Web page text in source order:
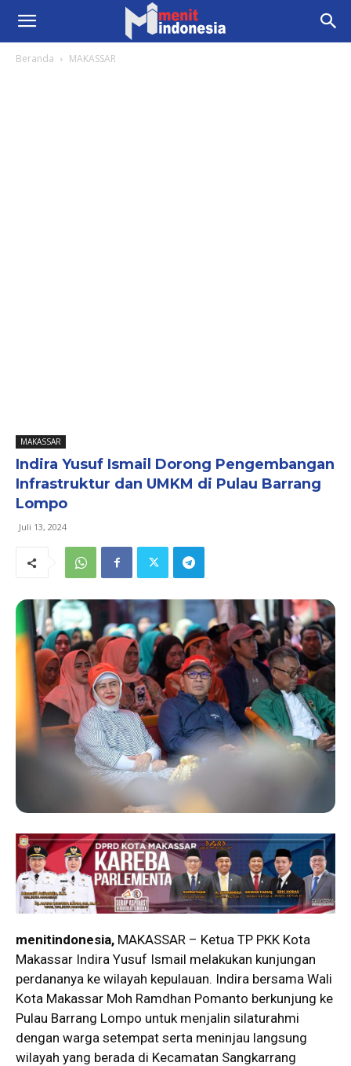
Beranda MAKASSAR
MAKASSAR
Indira Yusuf Ismail Dorong Pengembangan
Infrastruktur dan UMKM di Pulau Barrang
Lompo
Juli 13, 2024
menitindonesia, MAKASSAR – Ketua TP PKK Kota
Makassar Indira Yusuf Ismail melakukan kunjungan
perdananya ke wilayah kepulauan. Indira bersama Wali
Kota Makassar Moh Ramdhan Pomanto berkunjung ke
Pulau Barrang Lompo untuk menjalin silaturahmi
dengan warga setempat serta meninjau langsung
wilayah yang berada di Kecamatan Sangkarrang